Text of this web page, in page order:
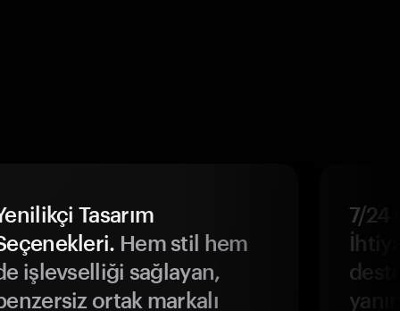
Tasarım
Hem stil hem
işlevselliği sağlayan,
ortak markalı
7/24